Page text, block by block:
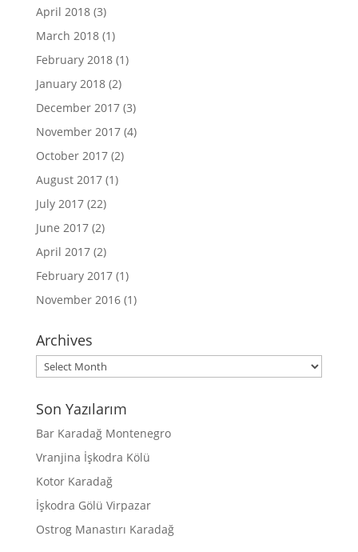
April 2018(3)
March 2018(1)
February 2018(1)
January 2018(2)
December 2017(3)
November 2017(4)
October 2017(2)
August 2017(1)
July 2017(22)
June 2017(2)
April 2017(2)
February 2017(1)
November 2016(1)
Archives
Archives
Son Yazılarım
Bar Karadağ Montenegro
Vranjina İşkodra Kölü
Kotor Karadağ
İşkodra Gölü Virpazar
Ostrog Manastırı Karadağ